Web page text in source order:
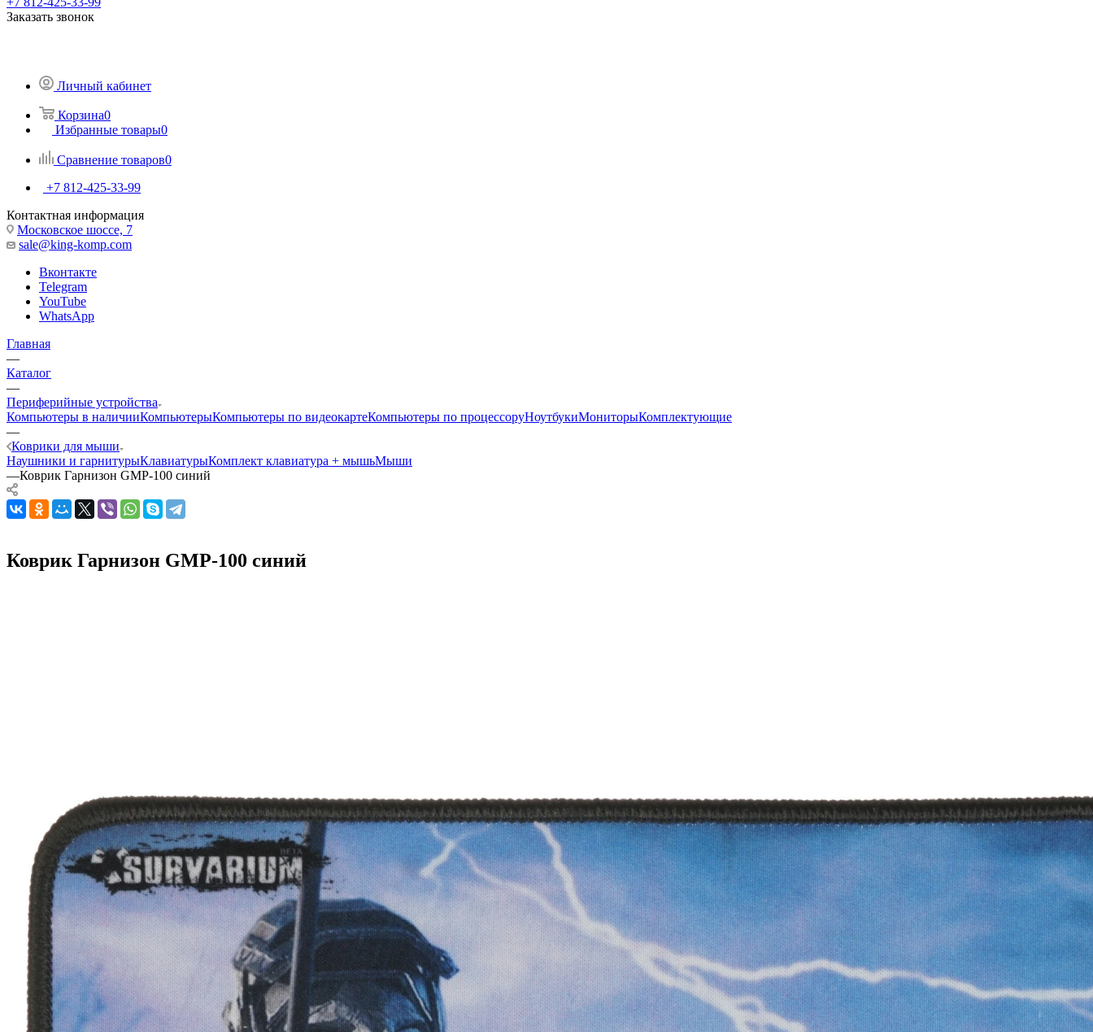
Заказать звонок
Личный кабинет
Корзина0
Избранные товары0
Сравнение товаров0
+7 812-425-33-99
Контактная информация
Московское шоссе, 7
sale@king-komp.com
Вконтакте
Telegram
YouTube
WhatsApp
Главная
—
Каталог
—
Периферийные устройства
Компьютеры в наличииКомпьютерыКомпьютеры по видеокартеКомпьютеры по процессоруНоутбукиМониторыКомплектующие
—
Коврики для мыши
Наушники и гарнитурыКлавиатурыКомплект клавиатура + мышьМыши
—Коврик Гарнизон GMP-100 синий
Коврик Гарнизон GMP-100 синий